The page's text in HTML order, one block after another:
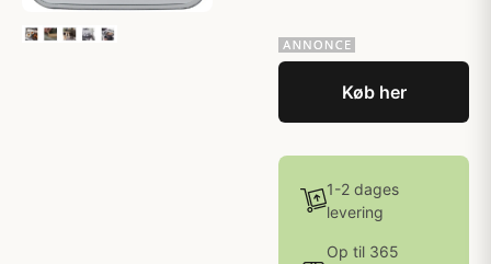
Køb her
1-2 dages
levering
Op til 365